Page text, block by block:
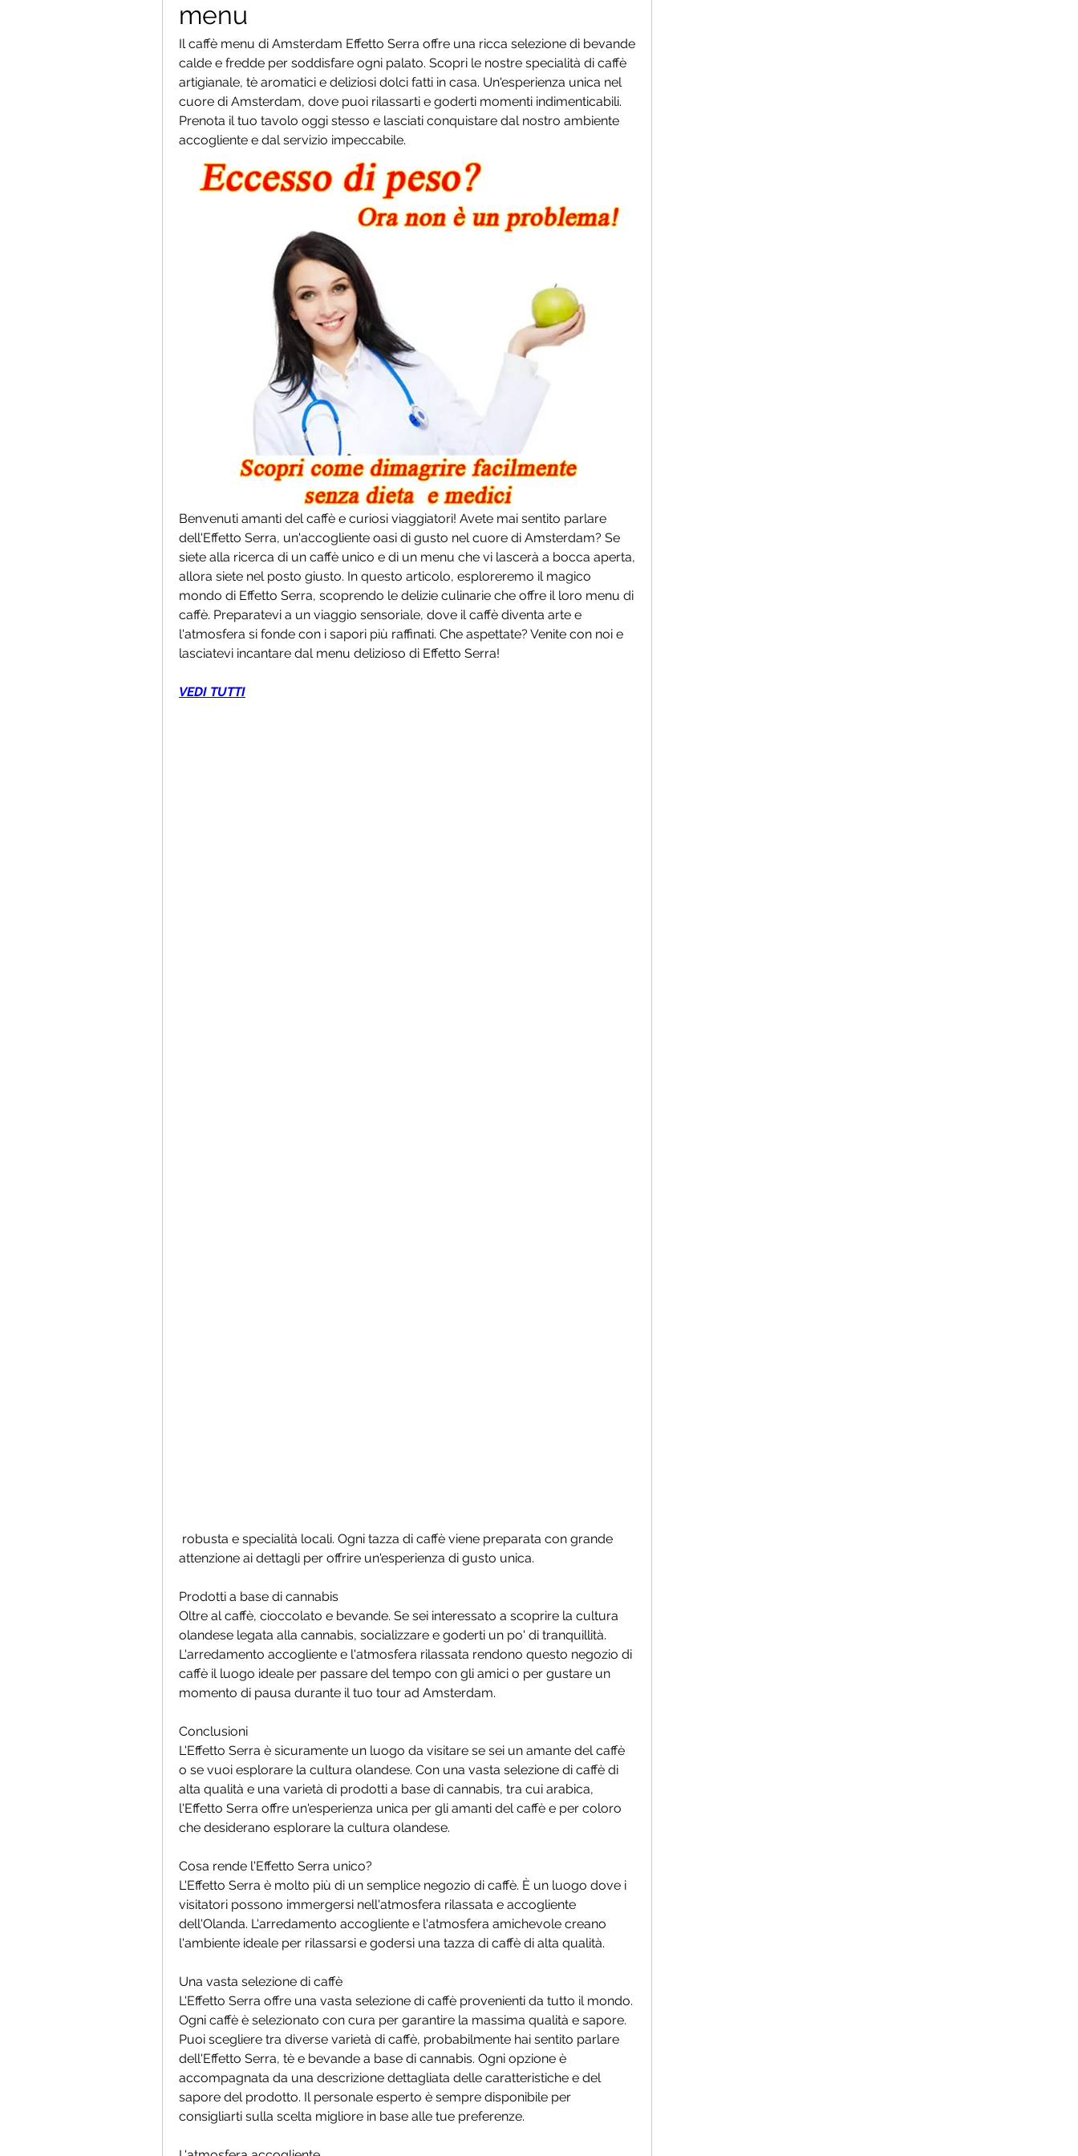
menu
Il caffè menu di Amsterdam Effetto Serra offre una ricca selezione di bevande
calde e fredde per soddisfare ogni palato. Scopri le nostre specialità di caffè
artigianale, tè aromatici e deliziosi dolci fatti in casa. Un'esperienza unica nel
cuore di Amsterdam, dove puoi rilassarti e goderti momenti indimenticabili.
Prenota il tuo tavolo oggi stesso e lasciati conquistare dal nostro ambiente
accogliente e dal servizio impeccabile.
Benvenuti amanti del caffè e curiosi viaggiatori! Avete mai sentito parlare
dell'Effetto Serra, un'accogliente oasi di gusto nel cuore di Amsterdam? Se
siete alla ricerca di un caffè unico e di un menu che vi lascerà a bocca aperta,
allora siete nel posto giusto. In questo articolo, esploreremo il magico
mondo di Effetto Serra, scoprendo le delizie culinarie che offre il loro menu di
caffè. Preparatevi a un viaggio sensoriale, dove il caffè diventa arte e
l'atmosfera si fonde con i sapori più raffinati. Che aspettate? Venite con noi e
lasciatevi incantare dal menu delizioso di Effetto Serra!
VEDI TUTTI
attenzione ai dettagli per offrire un'esperienza di gusto unica.
Prodotti a base di cannabis
Oltre al caffè, cioccolato e bevande. Se sei interessato a scoprire la cultura
olandese legata alla cannabis, socializzare e goderti un po' di tranquillità.
L'arredamento accogliente e l'atmosfera rilassata rendono questo negozio di
caffè il luogo ideale per passare del tempo con gli amici o per gustare un
momento di pausa durante il tuo tour ad Amsterdam.
Conclusioni
L'Effetto Serra è sicuramente un luogo da visitare se sei un amante del caffè
o se vuoi esplorare la cultura olandese. Con una vasta selezione di caffè di
alta qualità e una varietà di prodotti a base di cannabis, tra cui arabica,
l'Effetto Serra offre un'esperienza unica per gli amanti del caffè e per coloro
che desiderano esplorare la cultura olandese.
Cosa rende l'Effetto Serra unico?
L'Effetto Serra è molto più di un semplice negozio di caffè. È un luogo dove i
visitatori possono immergersi nell'atmosfera rilassata e accogliente
dell'Olanda. L'arredamento accogliente e l'atmosfera amichevole creano
l'ambiente ideale per rilassarsi e godersi una tazza di caffè di alta qualità.
Una vasta selezione di caffè
L'Effetto Serra offre una vasta selezione di caffè provenienti da tutto il mondo.
Ogni caffè è selezionato con cura per garantire la massima qualità e sapore.
Puoi scegliere tra diverse varietà di caffè, probabilmente hai sentito parlare
dell'Effetto Serra, tè e bevande a base di cannabis. Ogni opzione è
accompagnata da una descrizione dettagliata delle caratteristiche e del
sapore del prodotto. Il personale esperto è sempre disponibile per
consigliarti sulla scelta migliore in base alle tue preferenze.